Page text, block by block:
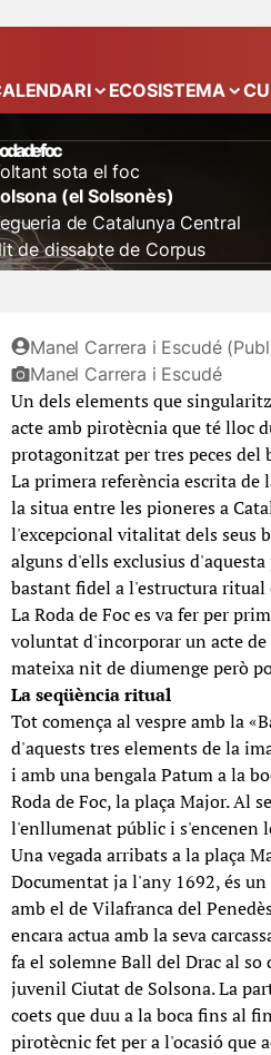
Mostra el submenú de
ECOSISTEMA
de foc
sota el foc
(el Solsonès)
de Catalunya Central
de dissabte de Corpus
pirotècnia mulassa bou
Manel Carrera i Escudé
Manel Carrera i Escudé
Un dels elements que
acte amb pirotècnia que té lloc
protagonitzat per tres peces del
La primera referència escrita de
la situa entre les pioneres a
l'excepcional vitalitat dels seus
alguns d'ells exclusius
bastant fidel a l'estructura
La Roda de Foc es va fer per
voluntat d'incorporar un acte de
mateixa nit de diumenge però
La seqüència ritual
Tot comença al vespre amb la
d'aquests tres elements de la
i amb una bengala Patum a la
Roda de Foc, la plaça Major. Al
l'enllumenat públic i s'encenen
Una vegada arribats a la plaça
Documentat ja l'any 1692, és
amb el de Vilafranca del
encara actua amb la seva
fa el solemne Ball del Drac al
juvenil Ciutat de Solsona. La
coets que duu a la boca fins al
pirotècnic fet per a l'ocasió que